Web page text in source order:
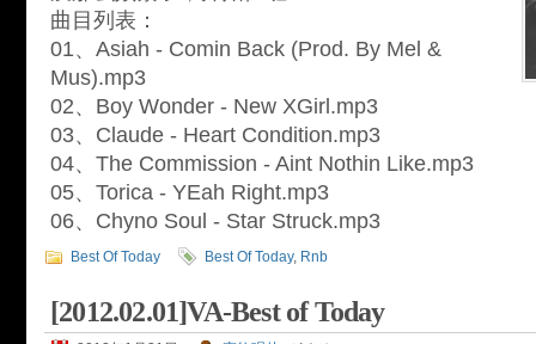
曲目列表：
01、Asiah - Comin Back (Prod. By Mel &
Mus).mp3
02、Boy Wonder - New XGirl.mp3
03、Claude - Heart Condition.mp3
04、The Commission - Aint Nothin Like.mp3
05、Torica - YEah Right.mp3
06、Chyno Soul - Star Struck.mp3
Best Of Today Best Of Today, Rnb
[2012.02.01]VA-Best of Today